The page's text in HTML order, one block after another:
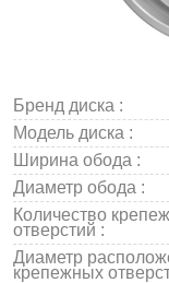
Бренд диска :
Модель диска :
Ширина обода :
Диаметр обода :
Количество
отверстий :
Диаметр
крепежных